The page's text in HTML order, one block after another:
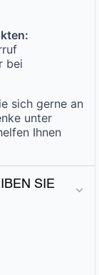
bei
sich gerne an
unter
Ihnen
SIE